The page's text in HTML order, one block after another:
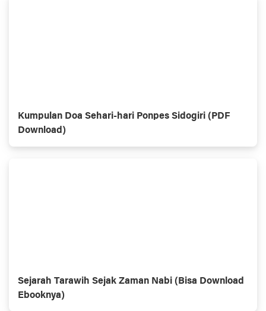
Kumpulan Doa Sehari-hari Ponpes Sidogiri (PDF
Download)
Sejarah Tarawih Sejak Zaman Nabi (Bisa Download
Ebooknya)